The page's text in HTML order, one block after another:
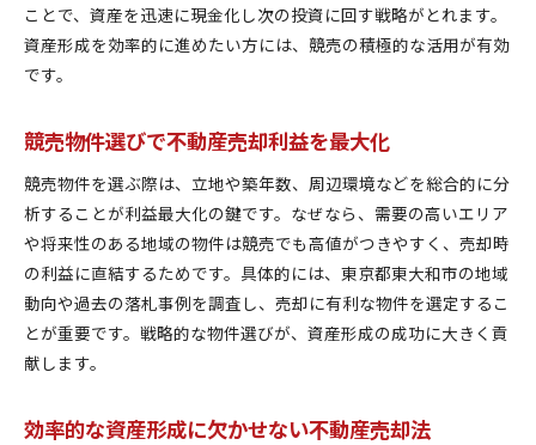
ことで、資産を迅速に現金化し次の投資に回す戦略がとれます。
資産形成を効率的に進めたい方には、競売の積極的な活用が有効
です。
競売物件選びで不動産売却利益を最大化
競売物件を選ぶ際は、立地や築年数、周辺環境などを総合的に分
析することが利益最大化の鍵です。なぜなら、需要の高いエリア
や将来性のある地域の物件は競売でも高値がつきやすく、売却時
の利益に直結するためです。具体的には、東京都東大和市の地域
動向や過去の落札事例を調査し、売却に有利な物件を選定するこ
とが重要です。戦略的な物件選びが、資産形成の成功に大きく貢
献します。
効率的な資産形成に欠かせない不動産売却法